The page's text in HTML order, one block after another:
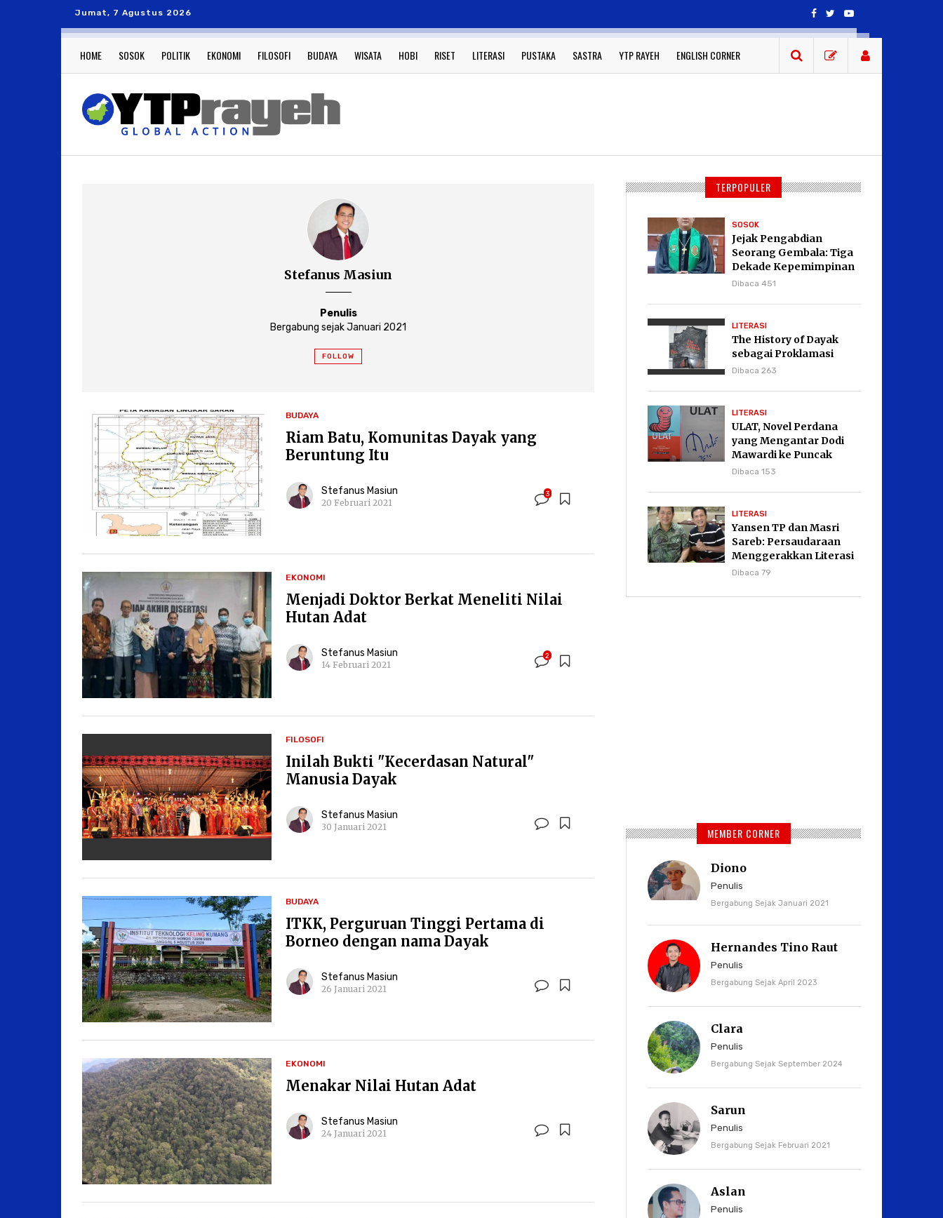
Jumat, 7 Agustus 2026
HOME SOSOK POLITIK EKONOMI FILOSOFI BUDAYA WISATA HOBI RISET LITERASI PUSTAKA SASTRA YTP RAYEH ENGLISH CORNER
Stefanus Masiun
Penulis
Bergabung sejak Januari 2021
FOLLOW
BUDAYA
Riam Batu, Komunitas Dayak yang
Beruntung Itu
Stefanus Masiun
20 Februari 2021
3
EKONOMI
Menjadi Doktor Berkat Meneliti Nilai
Hutan Adat
Stefanus Masiun
14 Februari 2021
2
FILOSOFI
Inilah Bukti "Kecerdasan Natural"
Manusia Dayak
Stefanus Masiun
30 Januari 2021
BUDAYA
ITKK, Perguruan Tinggi Pertama di
Borneo dengan nama Dayak
Stefanus Masiun
26 Januari 2021
EKONOMI
Menakar Nilai Hutan Adat
Stefanus Masiun
24 Januari 2021
TERPOPULER
SOSOK
Jejak Pengabdian
Seorang Gembala: Tiga
Dekade Kepemimpinan
Pdt. Dr. Yulius Daud di
Dibaca 451
LITERASI
The History of Dayak
sebagai Proklamasi
Dibaca 263
LITERASI
ULAT, Novel Perdana
yang Mengantar Dodi
Mawardi ke Puncak
Karier Kepenulisan
Dibaca 153
LITERASI
Yansen TP dan Masri
Sareb: Persaudaraan
Menggerakkan Literasi
Borneo
Dibaca 79
MEMBER CORNER
Diono
Penulis
Bergabung Sejak Januari 2021
Hernandes Tino Raut
Penulis
Bergabung Sejak April 2023
Clara
Penulis
Bergabung Sejak September 2024
Sarun
Penulis
Bergabung Sejak Februari 2021
Aslan
Penulis